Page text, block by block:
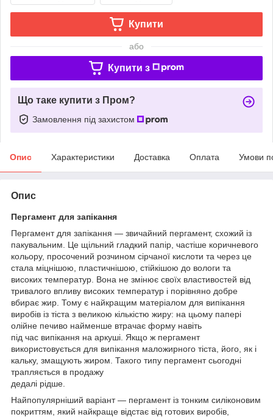
Купити
або
Купити з
Що таке купити з Пром?
Замовлення під захистом
Опис Характеристики Доставка Оплата Умови
Опис
Пергамент для запікання
Пергамент для запікання — звичайний пергамент, схожий із
пакувальним. Це щільний гладкий папір, частіше коричневого
кольору, просочений розчином сірчаної кислоти та через це
стала міцнішою, пластичнішою, стійкішою до вологи та
високих температур. Вона не змінює своїх властивостей від
тривалого впливу високих температур і порівняно добре
вбирає жир. Тому є найкращим матеріалом для випікання
виробів із тіста з великою кількістю жиру: на цьому папері
олійне печиво найменше втрачає форму навіть
під час випікання на аркуші. Якщо ж пергамент
використовується для випікання маложирного тіста, його, як і
кальку, змащують жиром. Такого типу пергамент сьогодні
трапляється в продажу
дедалі рідше.
Найпопулярніший варіант — пергамент із тонким силіконовим
покриттям, який найкраще відстає від готових виробів,